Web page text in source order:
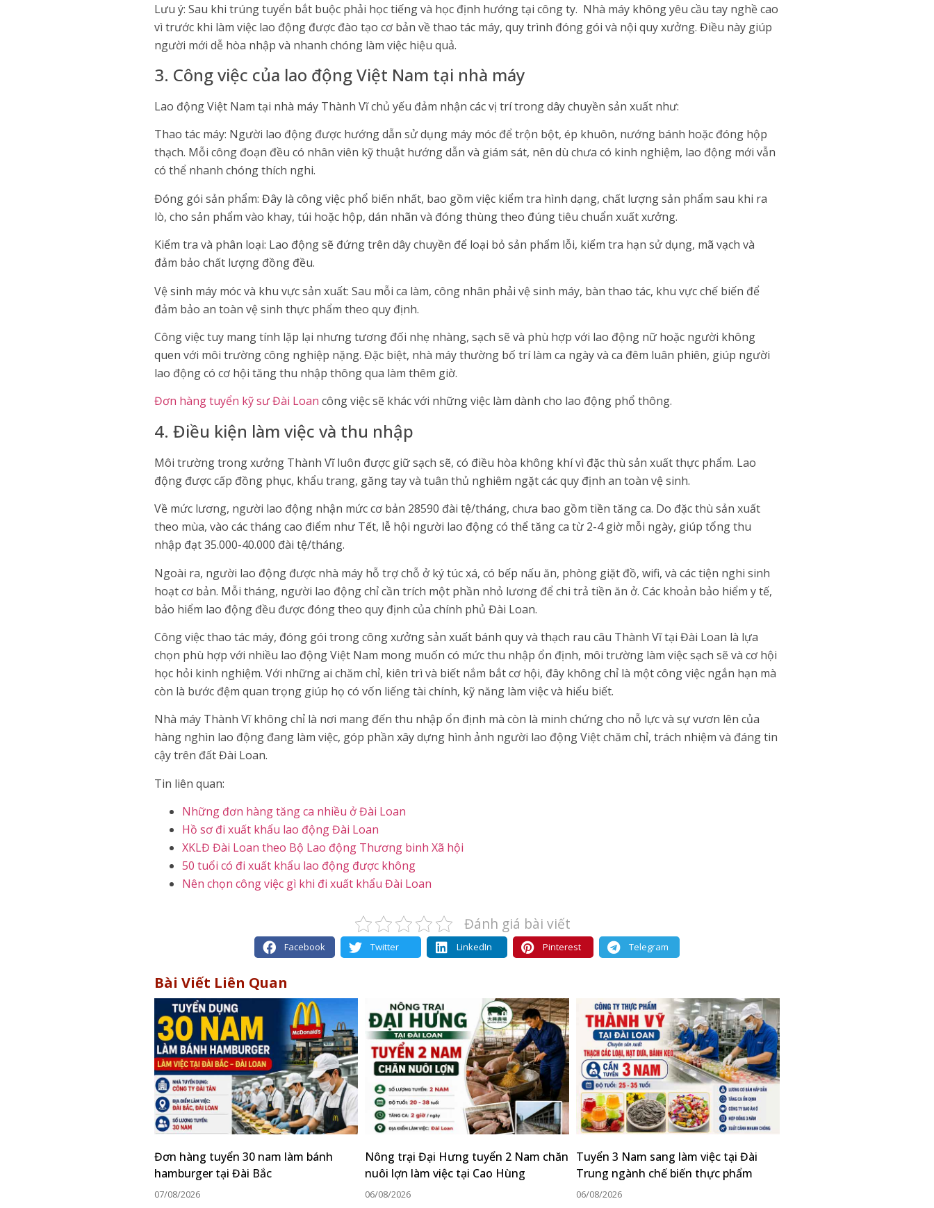
Lưu ý: Sau khi trúng tuyển bắt buộc phải học tiếng và học định hướng tại công ty. Nhà máy không yêu cầu tay nghề cao
vì trước khi làm việc lao động được đào tạo cơ bản về thao tác máy, quy trình đóng gói và nội quy xưởng. Điều này giúp
người mới dễ hòa nhập và nhanh chóng làm việc hiệu quả.
3. Công việc của lao động Việt Nam tại nhà máy
Lao động Việt Nam tại nhà máy Thành Vĩ chủ yếu đảm nhận các vị trí trong dây chuyền sản xuất như:
Thao tác máy: Người lao động được hướng dẫn sử dụng máy móc để trộn bột, ép khuôn, nướng bánh hoặc đóng hộp
thạch. Mỗi công đoạn đều có nhân viên kỹ thuật hướng dẫn và giám sát, nên dù chưa có kinh nghiệm, lao động mới vẫn
có thể nhanh chóng thích nghi.
Đóng gói sản phẩm: Đây là công việc phổ biến nhất, bao gồm việc kiểm tra hình dạng, chất lượng sản phẩm sau khi ra
lò, cho sản phẩm vào khay, túi hoặc hộp, dán nhãn và đóng thùng theo đúng tiêu chuẩn xuất xưởng.
Kiểm tra và phân loại: Lao động sẽ đứng trên dây chuyền để loại bỏ sản phẩm lỗi, kiểm tra hạn sử dụng, mã vạch và
đảm bảo chất lượng đồng đều.
Vệ sinh máy móc và khu vực sản xuất: Sau mỗi ca làm, công nhân phải vệ sinh máy, bàn thao tác, khu vực chế biến để
đảm bảo an toàn vệ sinh thực phẩm theo quy định.
Công việc tuy mang tính lặp lại nhưng tương đối nhẹ nhàng, sạch sẽ và phù hợp với lao động nữ hoặc người không
quen với môi trường công nghiệp nặng. Đặc biệt, nhà máy thường bố trí làm ca ngày và ca đêm luân phiên, giúp người
lao động có cơ hội tăng thu nhập thông qua làm thêm giờ.
Đơn hàng tuyển kỹ sư Đài Loan công việc sẽ khác với những việc làm dành cho lao động phổ thông.
4. Điều kiện làm việc và thu nhập
Môi trường trong xưởng Thành Vĩ luôn được giữ sạch sẽ, có điều hòa không khí vì đặc thù sản xuất thực phẩm. Lao
động được cấp đồng phục, khẩu trang, găng tay và tuân thủ nghiêm ngặt các quy định an toàn vệ sinh.
Về mức lương, người lao động nhận mức cơ bản 28590 đài tệ/tháng, chưa bao gồm tiền tăng ca. Do đặc thù sản xuất
theo mùa, vào các tháng cao điểm như Tết, lễ hội người lao động có thể tăng ca từ 2-4 giờ mỗi ngày, giúp tổng thu
nhập đạt 35.000-40.000 đài tệ/tháng.
Ngoài ra, người lao động được nhà máy hỗ trợ chỗ ở ký túc xá, có bếp nấu ăn, phòng giặt đồ, wifi, và các tiện nghi sinh
hoạt cơ bản. Mỗi tháng, người lao động chỉ cần trích một phần nhỏ lương để chi trả tiền ăn ở. Các khoản bảo hiểm y tế,
bảo hiểm lao động đều được đóng theo quy định của chính phủ Đài Loan.
Công việc thao tác máy, đóng gói trong công xưởng sản xuất bánh quy và thạch rau câu Thành Vĩ tại Đài Loan là lựa
chọn phù hợp với nhiều lao động Việt Nam mong muốn có mức thu nhập ổn định, môi trường làm việc sạch sẽ và cơ hội
học hỏi kinh nghiệm. Với những ai chăm chỉ, kiên trì và biết nắm bắt cơ hội, đây không chỉ là một công việc ngắn hạn mà
còn là bước đệm quan trọng giúp họ có vốn liếng tài chính, kỹ năng làm việc và hiểu biết.
Nhà máy Thành Vĩ không chỉ là nơi mang đến thu nhập ổn định mà còn là minh chứng cho nỗ lực và sự vươn lên của
hàng nghìn lao động đang làm việc, góp phần xây dựng hình ảnh người lao động Việt chăm chỉ, trách nhiệm và đáng tin
cậy trên đất Đài Loan.
Tin liên quan:
Những đơn hàng tăng ca nhiều ở Đài Loan
Hồ sơ đi xuất khẩu lao động Đài Loan
XKLĐ Đài Loan theo Bộ Lao động Thương binh Xã hội
50 tuổi có đi xuất khẩu lao động được không
Nên chọn công việc gì khi đi xuất khẩu Đài Loan
Đánh giá bài viết
Facebook Twitter LinkedIn Pinterest Telegram
Bài Viết Liên Quan
Đơn hàng tuyển 30 nam làm bánh
hamburger tại Đài Bắc
07/08/2026
Nông trại Đại Hưng tuyển 2 Nam chăn
nuôi lợn làm việc tại Cao Hùng
06/08/2026
Tuyển 3 Nam sang làm việc tại Đài
Trung ngành chế biến thực phẩm
06/08/2026